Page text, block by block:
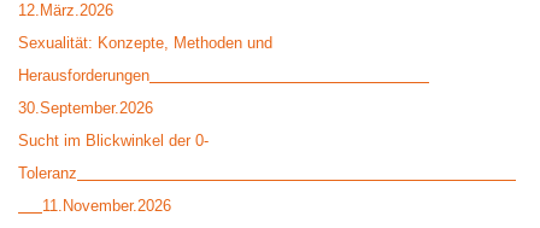
12.März.2026
Sexualität: Konzepte, Methoden und
Herausforderungen
30.September.2026
Sucht im Blickwinkel der 0-
Toleranz
11.November.2026